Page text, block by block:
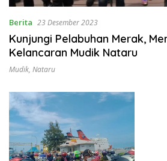
Berita 23 Desember 2023
Kunjungi Pelabuhan Merak,
Kelancaran Mudik Nataru
Mudik, Nataru